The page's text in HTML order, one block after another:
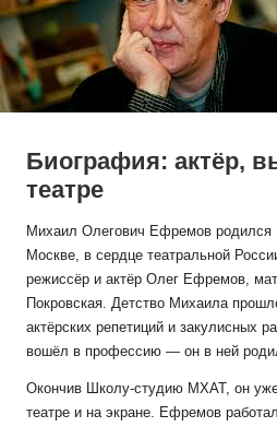
Биография: актёр,
театре
Михаил Олегович Ефремов родился
Москве, в сердце театральной
режиссёр и актёр Олег Ефремов,
Покровская. Детство Михаила
актёрских репетиций и закулисных
вошёл в профессию — он в ней
Окончив Школу-студию МХАТ, он
театре и на экране. Ефремов